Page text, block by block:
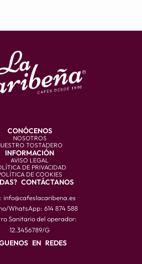
CONÓCENOS
NOSOTROS
TOSTADERO
INFORMACIÓN
AVISO LEGAL
DE PRIVACIDAD
DE COOKIES
CONTÁCTANOS
info@cafeslacaribena.es
WhatsApp: 614 874 588
Sanitario del operador:
12.3456789/G
EN REDES